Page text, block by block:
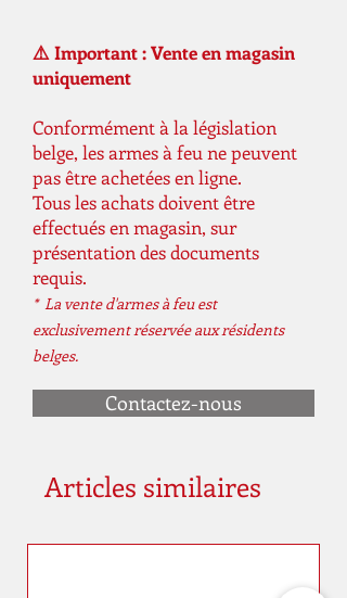
Capacité
Convient
pour
Arme à air
comprimé
Matériel Synthétique
Emballé par
⚠️ Important : Vente en magasin
uniquement
Conformément à la législation
belge, les armes à feu ne peuvent
pas être achetées en ligne.
Tous les achats doivent être
effectués en magasin, sur
présentation des documents
requis.
* La vente d'armes à feu est
exclusivement réservée aux résidents
belges.
Contactez-nous
Articles similaires